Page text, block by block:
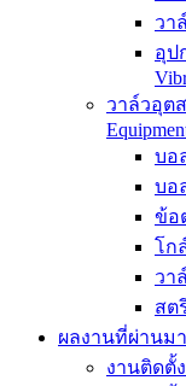
วา
อุป
วาล์วอุต
บอ
บอ
ข้อ
โก
วา
สต
ผลงานที่ผ่านมา
งานติดตั้